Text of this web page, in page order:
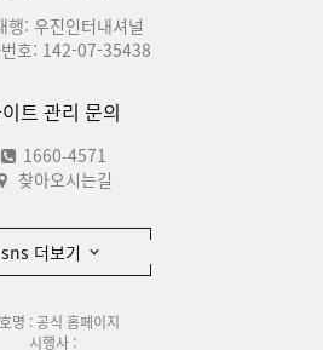
행: 우진인터내셔널
호: 142-07-35438
트 관리 문의
1660-4571
찾아오시는길
sns 더보기
명 : 공식 홈페이지
시행사 :